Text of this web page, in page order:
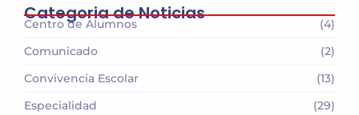
Categoria de Noticias
Centro de Alumnos
(4)
Comunicado
(2)
Convivencia Escolar
(13)
Especialidad
(29)